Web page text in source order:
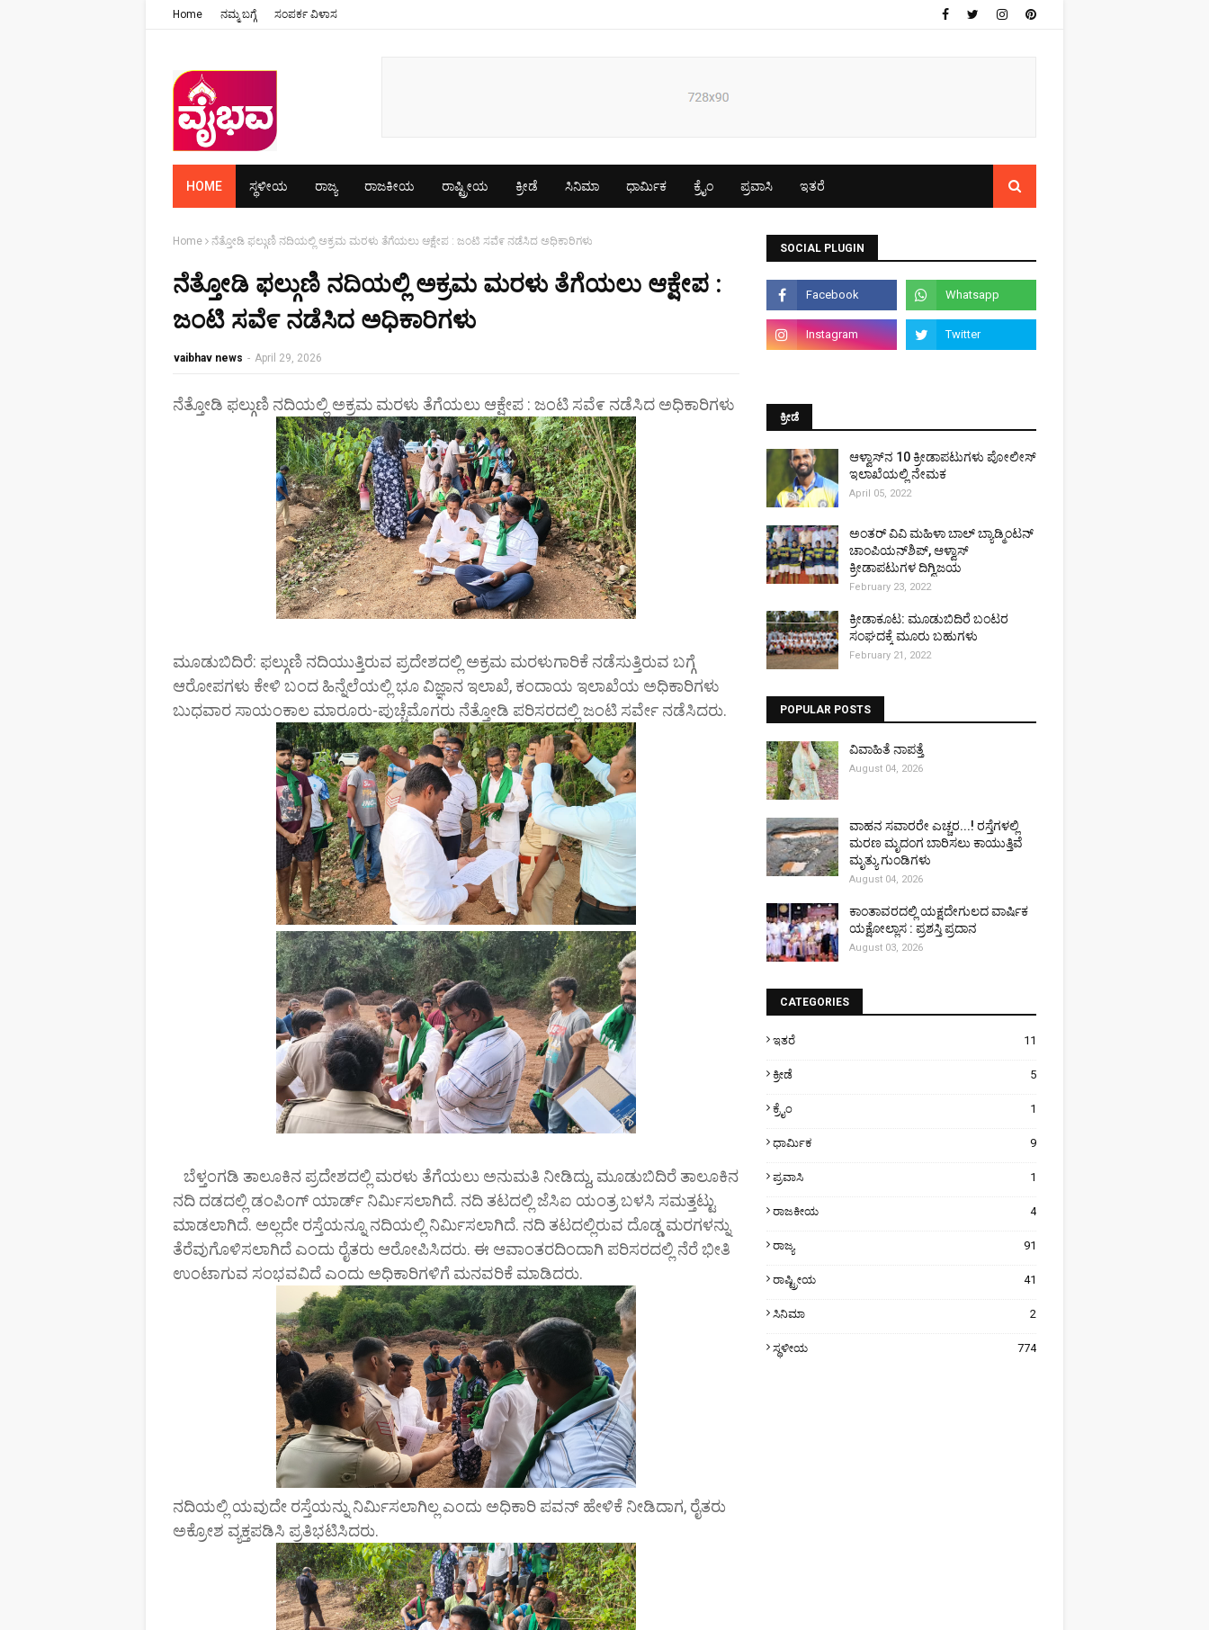
Home ನಮ್ಮ ಬಗ್ಗೆ ಸಂಪರ್ಕ ವಿಳಾಸ
HOME ಸ್ಥಳೀಯ ರಾಜ್ಯ ರಾಜಕೀಯ ರಾಷ್ಟ್ರೀಯ ಕ್ರೀಡೆ ಸಿನಿಮಾ ಧಾರ್ಮಿಕ ಕ್ರೈಂ ಪ್ರವಾಸಿ ಇತರೆ
Home ನೆತ್ತೋಡಿ ಫಲ್ಗುಣಿ ನದಿಯಲ್ಲಿ ಅಕ್ರಮ ಮರಳು ತೆಗೆಯಲು ಆಕ್ಷೇಪ : ಜಂಟಿ ಸವೆ೯ ನಡೆಸಿದ ಅಧಿಕಾರಿಗಳು
ನೆತ್ತೋಡಿ ಫಲ್ಗುಣಿ ನದಿಯಲ್ಲಿ ಅಕ್ರಮ ಮರಳು ತೆಗೆಯಲು ಆಕ್ಷೇಪ :
ಜಂಟಿ ಸವೆ೯ ನಡೆಸಿದ ಅಧಿಕಾರಿಗಳು
vaibhav news - April 29, 2026
ನೆತ್ತೋಡಿ ಫಲ್ಗುಣಿ ನದಿಯಲ್ಲಿ ಅಕ್ರಮ ಮರಳು ತೆಗೆಯಲು ಆಕ್ಷೇಪ : ಜಂಟಿ ಸವೆ೯ ನಡೆಸಿದ ಅಧಿಕಾರಿಗಳು
ಮೂಡುಬಿದಿರೆ: ಫಲ್ಗುಣಿ ನದಿಯುತ್ತಿರುವ ಪ್ರದೇಶದಲ್ಲಿ ಅಕ್ರಮ ಮರಳುಗಾರಿಕೆ ನಡೆಸುತ್ತಿರುವ ಬಗ್ಗೆ
ಆರೋಪಗಳು ಕೇಳಿ ಬಂದ ಹಿನ್ನೆಲೆಯಲ್ಲಿ ಭೂ ವಿಜ್ಞಾನ ಇಲಾಖೆ, ಕಂದಾಯ ಇಲಾಖೆಯ ಅಧಿಕಾರಿಗಳು
ಬುಧವಾರ ಸಾಯಂಕಾಲ ಮಾರೂರು-ಪುಚ್ಚೆಮೊಗರು ನೆತ್ತೋಡಿ ಪರಿಸರದಲ್ಲಿ ಜಂಟಿ ಸರ್ವೇ ನಡೆಸಿದರು.
ಬೆಳ್ತಂಗಡಿ ತಾಲೂಕಿನ ಪ್ರದೇಶದಲ್ಲಿ ಮರಳು ತೆಗೆಯಲು ಅನುಮತಿ ನೀಡಿದ್ದು, ಮೂಡುಬಿದಿರೆ ತಾಲೂಕಿನ
ನದಿ ದಡದಲ್ಲಿ ಡಂಪಿಂಗ್ ಯಾರ್ಡ್ ನಿರ್ಮಿಸಲಾಗಿದೆ. ನದಿ ತಟದಲ್ಲಿ ಜೆಸಿಐ ಯಂತ್ರ ಬಳಸಿ ಸಮತ್ತಟ್ಟು
ಮಾಡಲಾಗಿದೆ. ಅಲ್ಲದೇ ರಸ್ತೆಯನ್ನೂ ನದಿಯಲ್ಲಿ ನಿರ್ಮಿಸಲಾಗಿದೆ. ನದಿ ತಟದಲ್ಲಿರುವ ದೊಡ್ಡ ಮರಗಳನ್ನು
ತೆರೆವುಗೊಳಿಸಲಾಗಿದೆ ಎಂದು ರೈತರು ಆರೋಪಿಸಿದರು. ಈ ಆವಾಂತರದಿಂದಾಗಿ ಪರಿಸರದಲ್ಲಿ ನೆರೆ ಭೀತಿ
ಉಂಟಾಗುವ ಸಂಭವವಿದೆ ಎಂದು ಅಧಿಕಾರಿಗಳಿಗೆ ಮನವರಿಕೆ ಮಾಡಿದರು.
ನದಿಯಲ್ಲಿ ಯವುದೇ ರಸ್ತೆಯನ್ನು ನಿರ್ಮಿಸಲಾಗಿಲ್ಲ ಎಂದು ಅಧಿಕಾರಿ ಪವನ್ ಹೇಳಿಕೆ ನೀಡಿದಾಗ, ರೈತರು
ಅಕ್ರೋಶ ವ್ಯಕ್ತಪಡಿಸಿ ಪ್ರತಿಭಟಿಸಿದರು.
SOCIAL PLUGIN
ಕ್ರೀಡೆ
ಆಳ್ವಾಸ್‌ನ 10 ಕ್ರೀಡಾಪಟುಗಳು ಪೋಲೀಸ್
ಇಲಾಖೆಯಲ್ಲಿ ನೇಮಕ
April 05, 2022
ಅಂತರ್ ವಿವಿ ಮಹಿಳಾ ಬಾಲ್ ಬ್ಯಾಡ್ಮಿಂಟನ್
ಚಾಂಪಿಯನ್‌ಶಿಪ್, ಆಳ್ವಾಸ್
ಕ್ರೀಡಾಪಟುಗಳ ದಿಗ್ವಿಜಯ
February 23, 2022
ಕ್ರೀಡಾಕೂಟ: ಮೂಡುಬಿದಿರೆ ಬಂಟರ
ಸಂಘದಕ್ಕೆ ಮೂರು ಬಹುಗಳು
February 21, 2022
POPULAR POSTS
ವಿವಾಹಿತೆ ನಾಪತ್ತೆ
August 04, 2026
ವಾಹನ ಸವಾರರೇ ಎಚ್ಚರ...! ರಸ್ತೆಗಳಲ್ಲಿ
ಮರಣ ಮೃದಂಗ ಬಾರಿಸಲು ಕಾಯುತ್ತಿವೆ
ಮೃತ್ಯು ಗುಂಡಿಗಳು
August 04, 2026
ಕಾಂತಾವರದಲ್ಲಿ ಯಕ್ಷದೇಗುಲದ ವಾರ್ಷಿಕ
ಯಕ್ಷೋಲ್ಲಾಸ : ಪ್ರಶಸ್ತಿ ಪ್ರದಾನ
August 03, 2026
CATEGORIES
ಇತರೆ 11
ಕ್ರೀಡೆ 5
ಕ್ರೈಂ 1
ಧಾರ್ಮಿಕ 9
ಪ್ರವಾಸಿ 1
ರಾಜಕೀಯ 4
ರಾಜ್ಯ 91
ರಾಷ್ಟ್ರೀಯ 41
ಸಿನಿಮಾ 2
ಸ್ಥಳೀಯ 774